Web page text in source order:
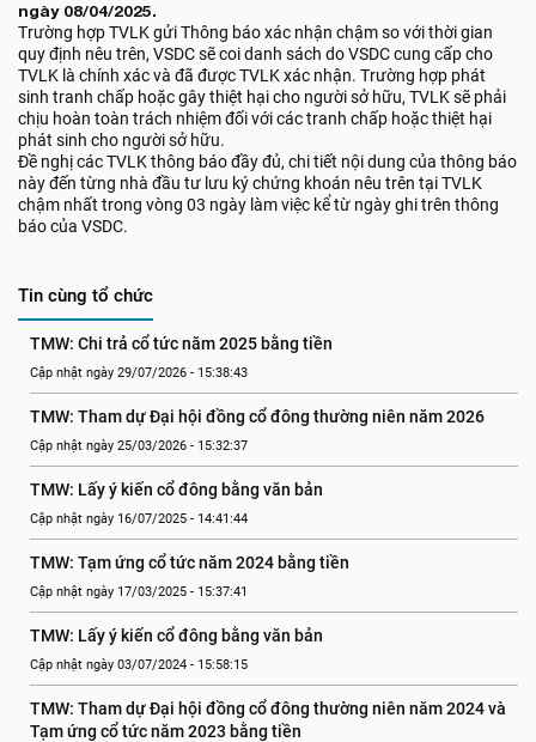
ngày 08/04/2025.
Trường hợp TVLK gửi Thông báo xác nhận chậm so với thời gian
quy định nêu trên, VSDC sẽ coi danh sách do VSDC cung cấp cho
TVLK là chính xác và đã được TVLK xác nhận. Trường hợp phát
sinh tranh chấp hoặc gây thiệt hại cho người sở hữu, TVLK sẽ phải
chịu hoàn toàn trách nhiệm đối với các tranh chấp hoặc thiệt hại
phát sinh cho người sở hữu.
Đề nghị các TVLK thông báo đầy đủ, chi tiết nội dung của thông báo
này đến từng nhà đầu tư lưu ký chứng khoán nêu trên tại TVLK
chậm nhất trong vòng 03 ngày làm việc kể từ ngày ghi trên thông
báo của VSDC.
Tin cùng tổ chức
TMW: Chi trả cổ tức năm 2025 bằng tiền
Cập nhật ngày 29/07/2026 - 15:38:43
TMW: Tham dự Đại hội đồng cổ đông thường niên năm 2026
Cập nhật ngày 25/03/2026 - 15:32:37
TMW: Lấy ý kiến cổ đông bằng văn bản
Cập nhật ngày 16/07/2025 - 14:41:44
TMW: Tạm ứng cổ tức năm 2024 bằng tiền
Cập nhật ngày 17/03/2025 - 15:37:41
TMW: Lấy ý kiến cổ đông bằng văn bản
Cập nhật ngày 03/07/2024 - 15:58:15
TMW: Tham dự Đại hội đồng cổ đông thường niên năm 2024 và
Tạm ứng cổ tức năm 2023 bằng tiền